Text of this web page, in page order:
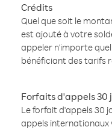
Crédits
Quel que soit le
est ajouté à votre
appeler n'importe
bénéficiant des tarifs
Forfaits d'appels 30
Le forfait d'appels 30
appels internationaux